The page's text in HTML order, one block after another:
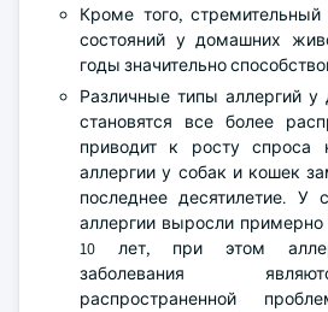
Кроме того, стремительный
состояний у домашних
годы значительно
Различные типы аллергий
становятся все более
приводит к росту
аллергии у собак и кошек
последнее десятилетие. У
аллергии выросли примерно
10 лет, при этом
заболевания
распространенной